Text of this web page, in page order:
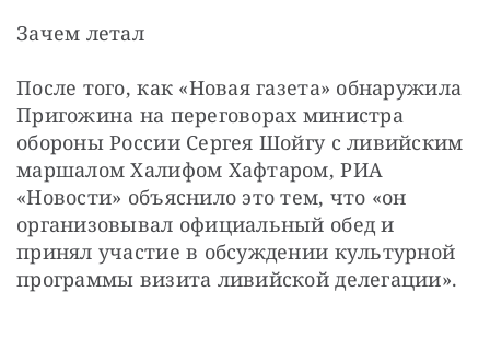
Зачем летал
После того, как «Новая газета» обнаружила
Пригожина на переговорах министра
обороны России Сергея Шойгу с ливийским
маршалом Халифом Хафтаром, РИА
«Новости» объяснило это тем, что «он
организовывал официальный обед и
принял участие в обсуждении культурной
программы визита ливийской делегации».